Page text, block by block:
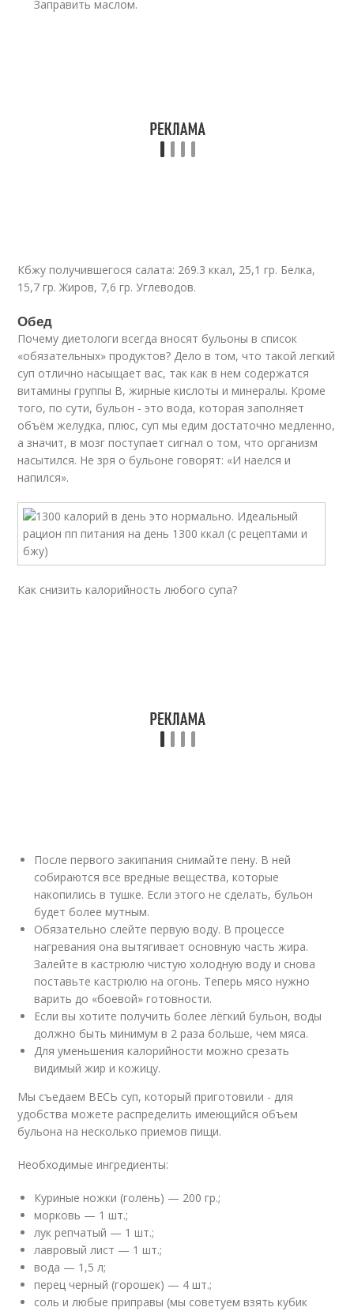
Заправить маслом.
Кбжу получившегося салата: 269.3 ккал, 25,1 гр. Белка,
15,7 гр. Жиров, 7,6 гр. Углеводов.
Обед
Почему диетологи всегда вносят бульоны в список
«обязательных» продуктов? Дело в том, что такой легкий
суп отлично насыщает вас, так как в нем содержатся
витамины группы В, жирные кислоты и минералы. Кроме
того, по сути, бульон - это вода, которая заполняет
объём желудка, плюс, суп мы едим достаточно медленно,
а значит, в мозг поступает сигнал о том, что организм
насытился. Не зря о бульоне говорят: «И наелся и
напился».
Как снизить калорийность любого супа?
После первого закипания снимайте пену. В ней
собираются все вредные вещества, которые
накопились в тушке. Если этого не сделать, бульон
будет более мутным.
Обязательно слейте первую воду. В процессе
нагревания она вытягивает основную часть жира.
Залейте в кастрюлю чистую холодную воду и снова
поставьте кастрюлю на огонь. Теперь мясо нужно
варить до «боевой» готовности.
Если вы хотите получить более лёгкий бульон, воды
должно быть минимум в 2 раза больше, чем мяса.
Для уменьшения калорийности можно срезать
видимый жир и кожицу.
Мы съедаем ВЕСЬ суп, который приготовили - для
удобства можете распределить имеющийся объем
бульона на несколько приемов пищи.
Необходимые ингредиенты:
Куриные ножки (голень) — 200 гр.;
морковь — 1 шт.;
лук репчатый — 1 шт.;
лавровый лист — 1 шт.;
вода — 1,5 л;
перец черный (горошек) — 4 шт.;
соль и любые приправы (мы советуем взять кубик